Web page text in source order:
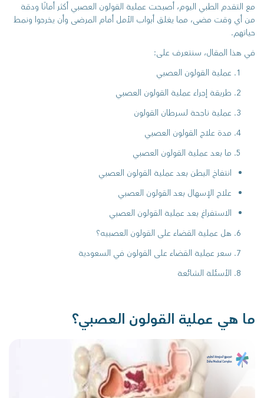
مع التقدم الطبي اليوم، أصبحت عملية القولون العصبي أكثر أمانًا ودقة
من أي وقت مضى، مما يغلق أبواب الأمل أمام المرضى وأن يخرجوا ونمط
حياتهم.
في هذا المقال، سنتعرف على:
عملية القولون العصبي
طريقة إجراء عملية القولون العصبي
عملية ناجحة لسرطان القولون
مدة علاج القولون العصبي
ما بعد عملية القولون العصبي
انتفاخ البطن بعد عملية القولون العصبي
علاج الإسهال بعد القولون العصبي
الاستفراغ بعد عملية القولون العصبي
هل عملية القضاء على القولون العصبيه؟
سعر عملية القضاء على القولون في السعودية
الأسئلة الشائعة
ما هي عملية القولون العصبي؟